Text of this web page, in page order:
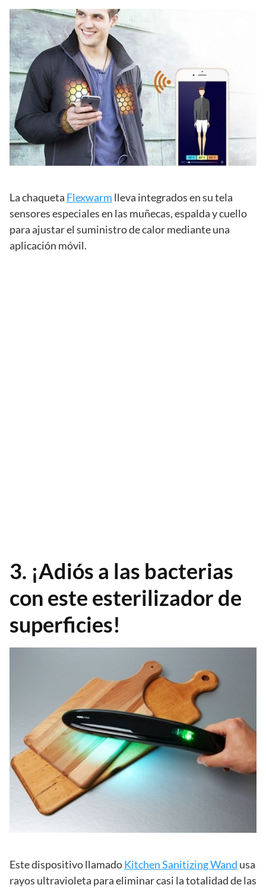
La chaqueta Flexwarm lleva integrados en su tela
sensores especiales en las muñecas, espalda y cuello
para ajustar el suministro de calor mediante una
aplicación móvil.
3. ¡Adiós a las bacterias
con este esterilizador de
superficies!
Este dispositivo llamadoKitchen Sanitizing Wand usa
rayos ultravioleta para eliminar casi la totalidad de las